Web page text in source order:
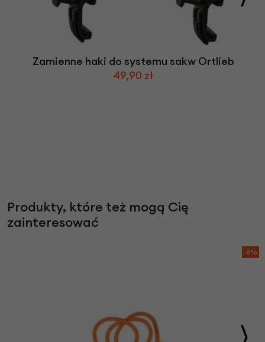
Zamienne haki do systemu sakw Ortlieb
49,90 zł
Produkty, które też mogą Cię
zainteresować
-8%